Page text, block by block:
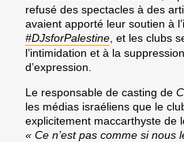
refusé des spectacles à des
avaient apporté leur soutien à
#DJsforPalestine , et les clubs
l’intimidation et à la
d’expression.
Le responsable de casting de
les médias israéliens que le
explicitement maccarthyste de
« Ce n’est pas comme si nous